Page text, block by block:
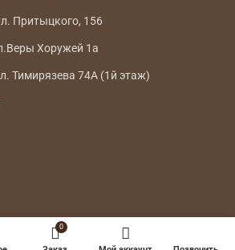
Притыцкого, 156
Хоружей 1а
Тимирязева 74А (1й этаж)
0